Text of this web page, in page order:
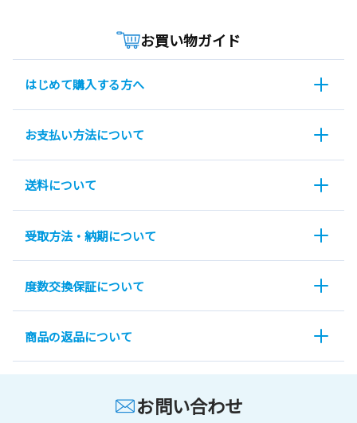
お買い物ガイド
はじめて購入する方へ
お支払い方法について
送料について
受取方法・納期について
度数交換保証について
商品の返品について
お問い合わせ